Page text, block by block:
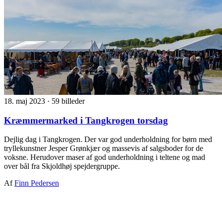
18. maj 2023 · 59 billeder
Kræmmermarked i Tangkrogen torsdag
Dejlig dag i Tangkrogen. Der var god underholdning for børn med
tryllekunstner Jesper Grønkjær og massevis af salgsboder for de
voksne. Herudover maser af god underholdning i teltene og mad
over bål fra Skjoldhøj spejdergruppe.
AfFinn Pedersen